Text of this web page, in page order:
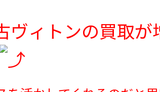
ヴィトンの買取が